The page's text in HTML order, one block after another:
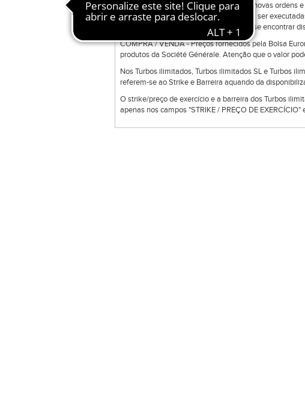
Direct Trade Exclusive poderá transmitir novas ordens
colocadas em sessões anteriores podem ser
uma gama de produtos que podem não se encontrar
COMPRA / VENDA - Preços fornecidos pela Bolsa
produtos da Société Générale. Atenção que o valor
Nos Turbos ilimitados, Turbos ilimitados SL e Turbos
referem-se ao Strike e Barreira aquando da
O strike/preço de exercício e a barreira dos Turbos
apenas nos campos "STRIKE / PREÇO DE